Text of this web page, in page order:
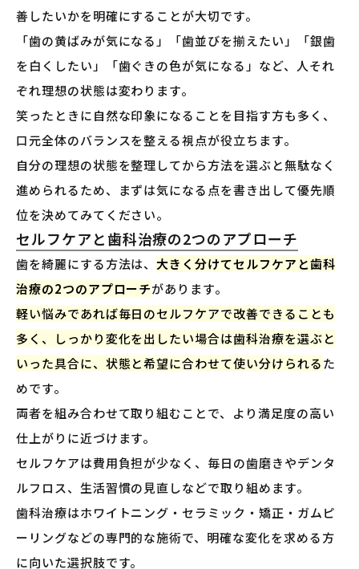
善したいかを明確にすることが大切です。
「歯の黄ばみが気になる」「歯並びを揃えたい」「銀歯
を白くしたい」「歯ぐきの色が気になる」など、人それ
ぞれ理想の状態は変わります。
笑ったときに自然な印象になることを目指す方も多く、
口元全体のバランスを整える視点が役立ちます。
自分の理想の状態を整理してから方法を選ぶと無駄なく
進められるため、まずは気になる点を書き出して優先順
位を決めてみてください。
セルフケアと歯科治療の2つのアプローチ
歯を綺麗にする方法は、大きく分けてセルフケアと歯科
治療の2つのアプローチがあります。
軽い悩みであれば毎日のセルフケアで改善できることも
多く、しっかり変化を出したい場合は歯科治療を選ぶと
いった具合に、状態と希望に合わせて使い分けられるた
めです。
両者を組み合わせて取り組むことで、より満足度の高い
仕上がりに近づけます。
セルフケアは費用負担が少なく、毎日の歯磨きやデンタ
ルフロス、生活習慣の見直しなどで取り組めます。
歯科治療はホワイトニング・セラミック・矯正・ガムピ
ーリングなどの専門的な施術で、明確な変化を求める方
に向いた選択肢です。